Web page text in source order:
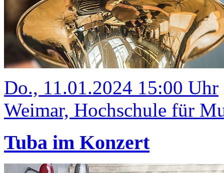
Do., 11.01.2024 15:00 Uhr
Weimar, Hochschule für
Tuba im Konzert